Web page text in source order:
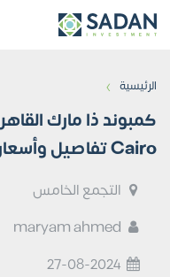
الرئيسية ›
Cairo تفاصيل وأسعار
التجمع الخامس
27-08-2024